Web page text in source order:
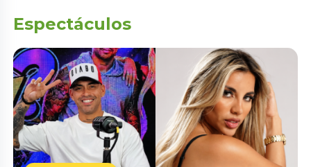
Espectáculos